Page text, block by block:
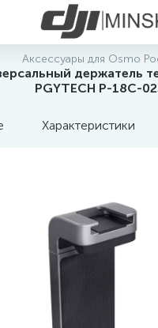
Аксессуары для Osmo
держатель
PGYTECH P-18C-
Характеристики